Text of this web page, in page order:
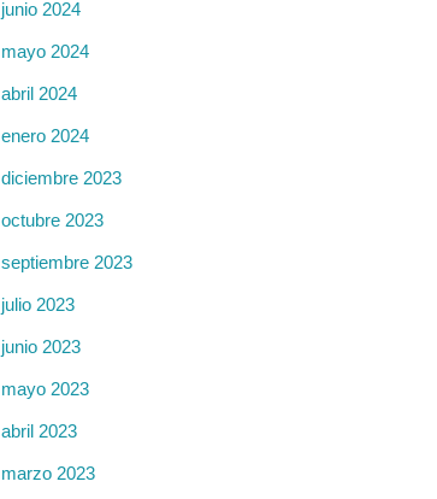
junio 2024
mayo 2024
abril 2024
enero 2024
diciembre 2023
octubre 2023
septiembre 2023
julio 2023
junio 2023
mayo 2023
abril 2023
marzo 2023